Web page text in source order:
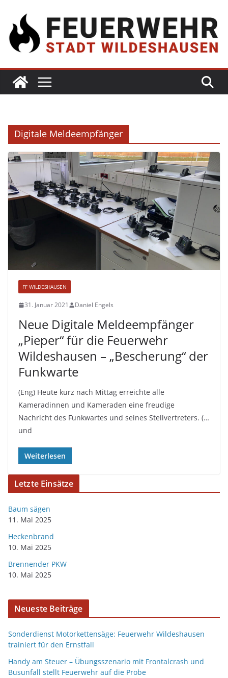
Digitale Meldeempfänger
FF WILDESHAUSEN
31. Januar 2021 Daniel Engels
Neue Digitale Meldeempfänger
„Pieper“ für die Feuerwehr
Wildeshausen – „Bescherung“ der
Funkwarte
(Eng) Heute kurz nach Mittag erreichte alle
Kameradinnen und Kameraden eine freudige
Nachricht des Funkwartes und seines Stellvertreters. (…
und
Weiterlesen
Letzte Einsätze
Baum sägen
11. Mai 2025
Heckenbrand
10. Mai 2025
Brennender PKW
10. Mai 2025
Neueste Beiträge
Sonderdienst Motorkettensäge: Feuerwehr Wildeshausen
trainiert für den Ernstfall
Handy am Steuer – Übungsszenario mit Frontalcrash und
Busunfall stellt Feuerwehr auf die Probe